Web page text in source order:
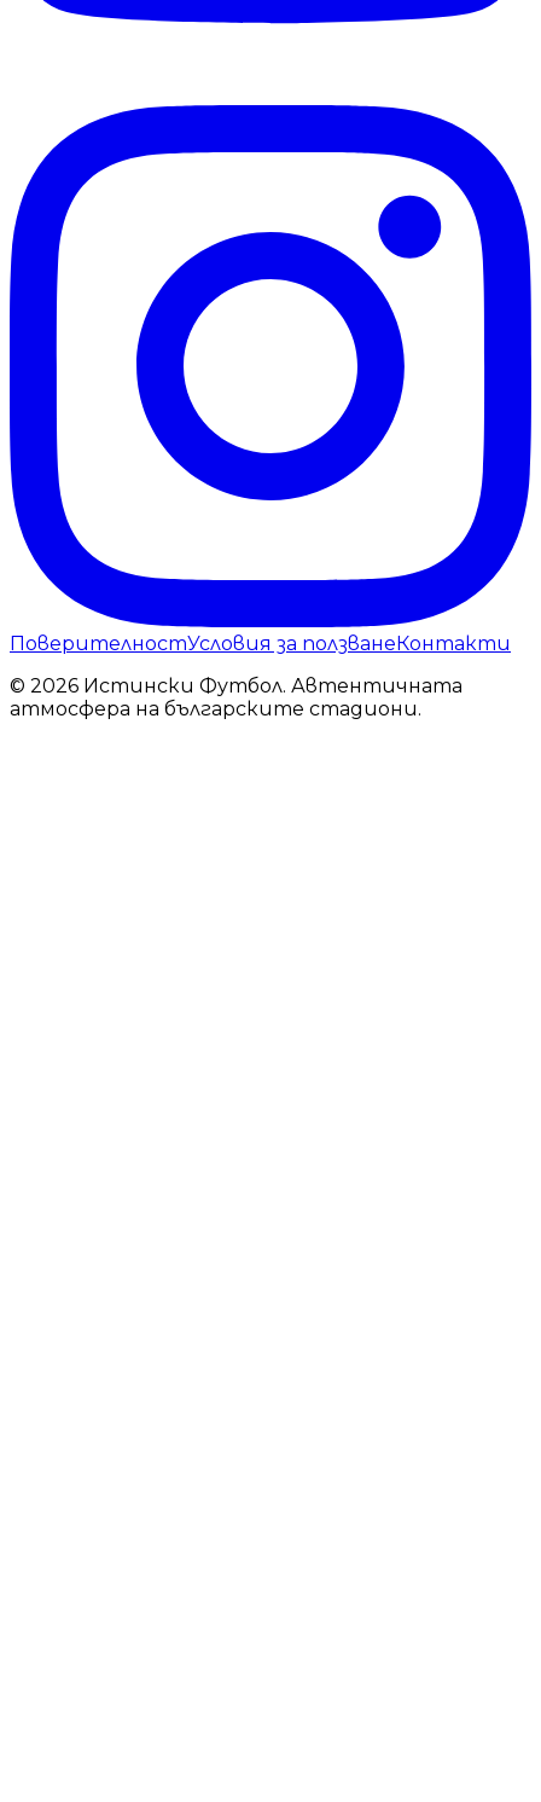
ПоверителностУсловия за ползванеКонтакти
© 2026 Истински Футбол. Автентичната
атмосфера на българските стадиони.